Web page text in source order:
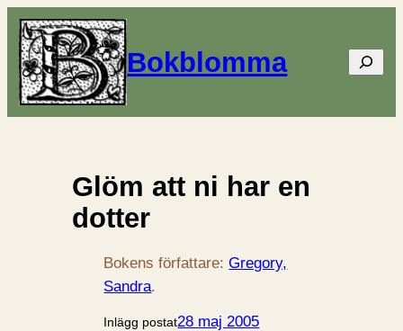
Bokblomma Sök
Glöm att ni har en
dotter
Bokens författare:Gregory,
Sandra.
Inlägg postat28 maj 2005